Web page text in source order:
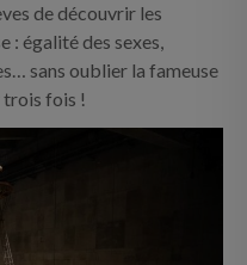
de découvrir les
: égalité des sexes,
sans oublier la fameuse
trois fois !